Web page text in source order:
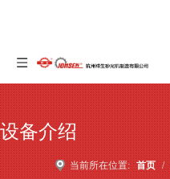
设备介绍
当前所在位置: 首页 /